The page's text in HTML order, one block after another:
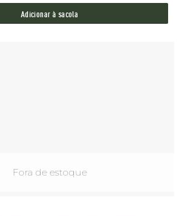
Adicionar à sacola
Fora de estoque